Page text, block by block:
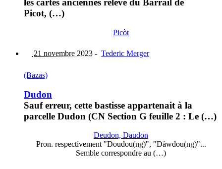
les cartes anciennes relève du Barrail de
Picot, (…)
Picòt
21 novembre 2023 - Tederic Merger
(Bazas)
Dudon
Sauf erreur, cette bastisse appartenait à la
parcelle Dudon (CN Section G feuille 2 : Le (…)
Deudon, Daudon
Pron. respectivement "Doudou(ng)", "Dàwdou(ng)"...
Semble correspondre au (…)